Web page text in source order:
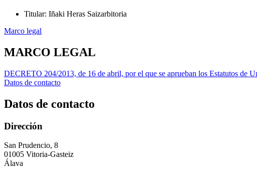
Titular: Iñaki Heras Saizarbitoria
Marco legal
MARCO LEGAL
DECRETO 204/2013, de 16 de abril, por el que se aprueban los Estatutos de
Datos de contacto
Datos de contacto
Dirección
San Prudencio, 8
01005 Vitoria-Gasteiz
Álava